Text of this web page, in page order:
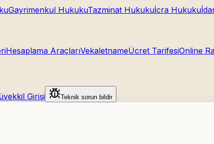
Gayrimenkul HukukuTazminat Hukukuİcra Hukuku
Hesaplama AraçlarıVekaletnameÜcret TarifesiOnline
Girişi Teknik sorun bildir